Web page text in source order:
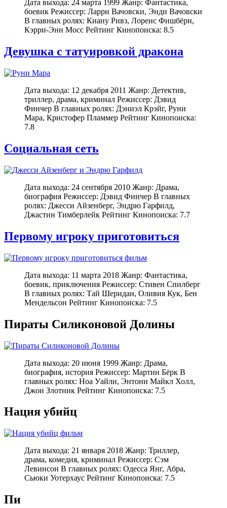
Дата выхода: 24 марта 1999 Жанр: Фантастика,
боевик Режиссер: Ларри Вачовски, Энди Вачовски
В главных ролях: Киану Ривз, Лоренс Фишбёрн,
Кэрри-Энн Мосс Рейтинг Кинопоиска: 8.5
Девушка с татуировкой дракона
Дата выхода: 12 декабря 2011 Жанр: Детектив,
триллер, драма, криминал Режиссер: Дэвид
Финчер В главных ролях: Дэниэл Крэйг, Руни
Мара, Кристофер Пламмер Рейтинг Кинопоиска:
7.8
Социальная сеть
Дата выхода: 24 сентября 2010 Жанр: Драма,
биография Режиссер: Дэвид Финчер В главных
ролях: Джесси Айзенберг, Эндрю Гарфилд,
Джастин Тимберлейк Рейтинг Кинопоиска: 7.7
Первому игроку приготовиться
Дата выхода: 11 марта 2018 Жанр: Фантастика,
боевик, приключения Режиссер: Стивен Спилберг
В главных ролях: Тай Шеридан, Оливия Кук, Бен
Мендельсон Рейтинг Кинопоиска: 7.5
Пираты Силиконовой Долины
Дата выхода: 20 июня 1999 Жанр: Драма,
биография, история Режиссер: Мартин Бёрк В
главных ролях: Ноа Уайли, Энтони Майкл Холл,
Джои Злотник Рейтинг Кинопоиска: 7.5
Нация убийц
Дата выхода: 21 января 2018 Жанр: Триллер,
драма, комедия, криминал Режиссер: Сэм
Левинсон В главных ролях: Одесса Янг, Абра,
Сьюки Уотерхаус Рейтинг Кинопоиска: 7.5
Пи